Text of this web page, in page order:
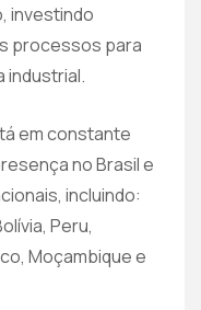
investindo
processos para
industrial.
em constante
no Brasil e
incluindo:
Peru,
Moçambique e